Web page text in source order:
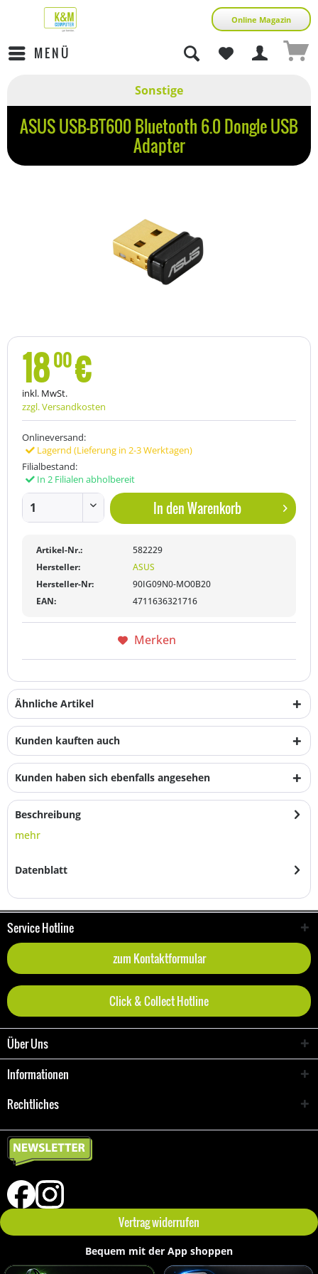
Online Magazin
MENÜ
Sonstige
ASUS USB-BT600 Bluetooth 6.0 Dongle USB
Adapter
1800€
inkl. MwSt.
zzgl. Versandkosten
Onlineversand:
Lagernd (Lieferung in 2-3 Werktagen)
Filialbestand:
In 2 Filialen abholbereit
In denWarenkorb
Artikel-Nr.:
582229
Hersteller:
ASUS
Hersteller-Nr:
90IG09N0-MO0B20
EAN:
4711636321716
Merken
Ähnliche Artikel
Kunden kauften auch
Kunden haben sich ebenfalls angesehen
Beschreibung
mehr
Datenblatt
Service Hotline
zum Kontaktformular
Click & Collect Hotline
Über Uns
Informationen
Rechtliches
Vertrag widerrufen
Bequem mit der App shoppen